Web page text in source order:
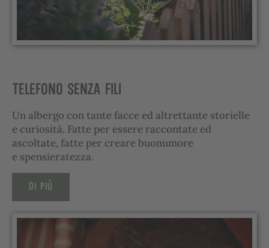
TELEFONO SENZA FILI
Un albergo con tante facce ed altrettante storielle
e curiosità. Fatte per essere raccontate ed
ascoltate, fatte per creare buonumore
e spensieratezza.
DI PIÙ